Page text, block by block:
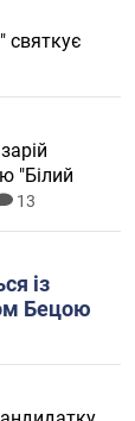
святкує
"Білий
13
із
Бецою